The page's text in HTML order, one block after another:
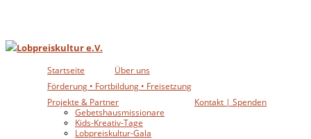
Startseite
Über uns
Förderung • Fortbildung • Freisetzung
Projekte & Partner
Gebetshausmissionare
Kids-Kreativ-Tage
Lobpreiskultur-Gala
Kontakt | Spenden